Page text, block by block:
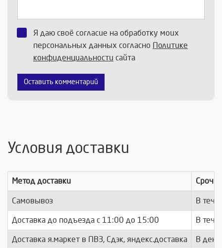
Я даю своё согласие на обработку моих
персональных данных согласно Политике
конфиденциальности сайта
Оставить комментарий
Условия доставки
Метод доставки
Самовывоз В
Доставка до подъезда c 11:00 до 15:00 В
Доставка я.маркет в ПВЗ, Сдэк, яндекс.доставка В день